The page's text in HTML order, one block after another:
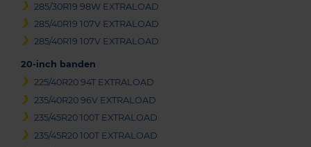
285/30R19 98W EXTRALOAD
285/40R19 107V EXTRALOAD
285/40R19 107V EXTRALOAD
20-inch banden
225/40R20 94T EXTRALOAD
235/40R20 96V EXTRALOAD
235/45R20 100T EXTRALOAD
235/45R20 100T EXTRALOAD